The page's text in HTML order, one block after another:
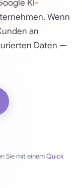
KI-
Wenn
an
Daten —
Sie mit einemQuick